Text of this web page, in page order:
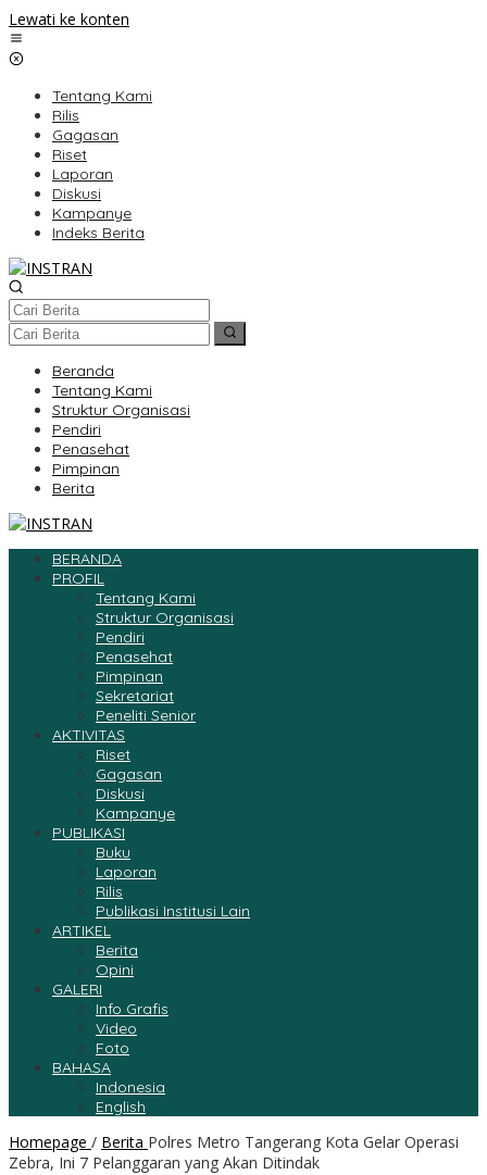
Lewati ke konten
Tentang Kami
Rilis
Gagasan
Riset
Laporan
Diskusi
Kampanye
Indeks Berita
Beranda
Tentang Kami
Struktur Organisasi
Pendiri
Penasehat
Pimpinan
Berita
BERANDA
PROFIL
Tentang Kami
Struktur Organisasi
Pendiri
Penasehat
Pimpinan
Sekretariat
Peneliti Senior
AKTIVITAS
Riset
Gagasan
Diskusi
Kampanye
PUBLIKASI
Buku
Laporan
Rilis
Publikasi Institusi Lain
ARTIKEL
Berita
Opini
GALERI
Info Grafis
Video
Foto
BAHASA
Indonesia
English
Homepage / Berita Polres Metro Tangerang Kota Gelar Operasi
Zebra, Ini 7 Pelanggaran yang Akan Ditindak